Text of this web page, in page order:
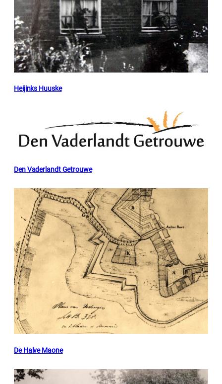
Heijinks Huuske
Den Vaderlandt Getrouwe
De Halve Maone